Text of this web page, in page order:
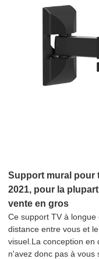
Support mural pour
2021, pour la
vente en gros
Ce support TV à
distance entre vous et
visuel.La conception en
n'avez donc pas à vous